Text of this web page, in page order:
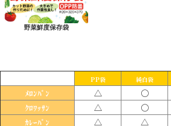
野菜鮮度保存袋
PP袋 純白袋
ﾒﾛﾝﾊﾟﾝ △ 〇
ｸﾛﾜｯｻﾝ △ 〇
ｶﾚｰﾊﾟﾝ △ △